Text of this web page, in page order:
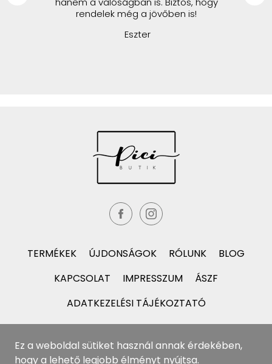
rendelek még a jövőben is!
Eszter
TERMÉKEK ÚJDONSÁGOK RÓLUNK
BLOG
KAPCSOLAT
IMPRESSZUM
ÁSZF
ADATKEZELÉSI TÁJÉKOZTATÓ
Ez a weboldal sütiket használ annak érdekében,
hogy a lehető legjobb élményt nyújtsa.